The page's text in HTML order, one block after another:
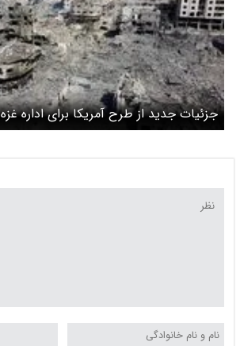
جزئیات جدید از طرح آمریکا برای اداره غزه